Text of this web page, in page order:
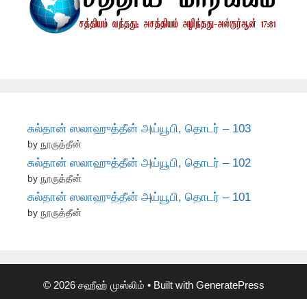
சுல்தான் ஸலாஹுத்தீன் அய்யூபி, தொடர் – 103
by நூருத்தீன்
சுல்தான் ஸலாஹுத்தீன் அய்யூபி, தொடர் – 102
by நூருத்தீன்
சுல்தான் ஸலாஹுத்தீன் அய்யூபி, தொடர் – 101
by நூருத்தீன்
© 2026 சஹீஹ் முஸ்லிம் • Built with GeneratePress